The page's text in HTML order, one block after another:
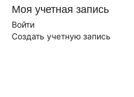
Моя учетная запись
Войти
Создать учетную запись